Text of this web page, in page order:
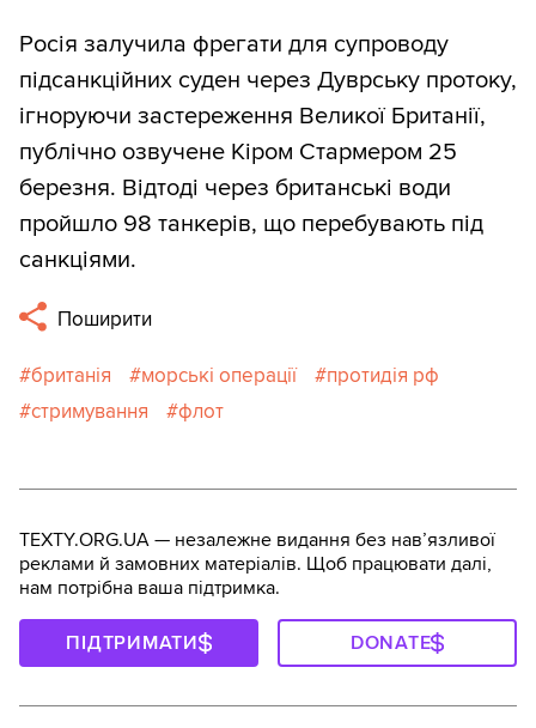
Росія залучила фрегати для супроводу
підсанкційних суден через Дуврську протоку,
ігноруючи застереження Великої Британії,
публічно озвучене Кіром Стармером 25
березня. Відтоді через британські води
пройшло 98 танкерів, що перебувають під
санкціями.
Поширити
британія морські операції
протидія рф
стримування
флот
TEXTY.ORG.UA — незалежне видання без навʼязливої
реклами й замовних матеріалів. Щоб працювати далі,
нам потрібна ваша підтримка.
ПІДТРИМАТИ DONATE